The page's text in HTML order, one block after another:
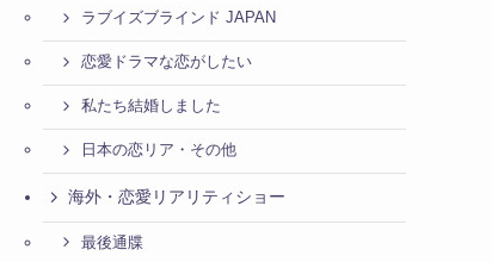
ラブイズブラインド JAPAN
恋愛ドラマな恋がしたい
私たち結婚しました
日本の恋リア・その他
海外・恋愛リアリティショー
最後通牒